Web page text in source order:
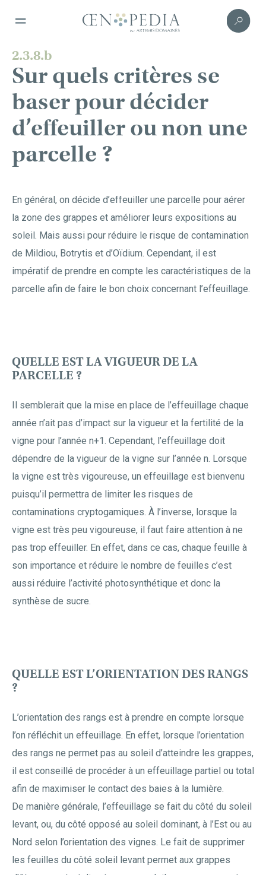
2.3.8.b
Sur quels critères se
baser pour décider
d’effeuiller ou non une
parcelle ?
En général, on décide d’effeuiller une parcelle pour aérer
la zone des grappes et améliorer leurs expositions au
soleil. Mais aussi pour réduire le risque de contamination
de Mildiou, Botrytis et d’Oïdium. Cependant, il est
impératif de prendre en compte les caractéristiques de la
parcelle afin de faire le bon choix concernant l’effeuillage.
QUELLE EST LA VIGUEUR DE LA
PARCELLE ?
Il semblerait que la mise en place de l’effeuillage chaque
année n’ait pas d’impact sur la vigueur et la fertilité de la
vigne pour l’année n+1. Cependant, l’effeuillage doit
dépendre de la vigueur de la vigne sur l’année n. Lorsque
la vigne est très vigoureuse, un effeuillage est bienvenu
puisqu’il permettra de limiter les risques de
contaminations cryptogamiques. À l’inverse, lorsque la
vigne est très peu vigoureuse, il faut faire attention à ne
pas trop effeuiller. En effet, dans ce cas, chaque feuille à
son importance et réduire le nombre de feuilles c’est
aussi réduire l’activité photosynthétique et donc la
synthèse de sucre.
QUELLE EST L’ORIENTATION DES RANGS
?
L’orientation des rangs est à prendre en compte lorsque
l’on réfléchit un effeuillage. En effet, lorsque l’orientation
des rangs ne permet pas au soleil d’atteindre les grappes,
il est conseillé de procéder à un effeuillage partiel ou total
afin de maximiser le contact des baies à la lumière.
De manière générale, l’effeuillage se fait du côté du soleil
levant, ou, du côté opposé au soleil dominant, à l’Est ou au
Nord selon l’orientation des vignes. Le fait de supprimer
les feuilles du côté soleil levant permet aux grappes